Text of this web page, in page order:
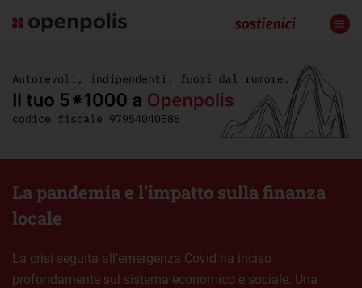
La pandemia e l’impatto sulla finanza
locale
La crisi seguita all’emergenza Covid ha inciso
profondamente sul sistema economico e sociale. Una